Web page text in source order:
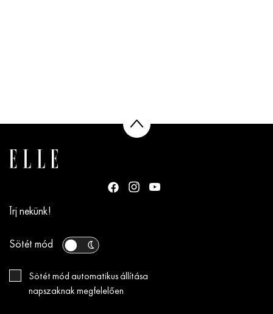
Írj nekünk!
Sötét mód
Sötét mód automatikus állítása
napszaknak megfelelően